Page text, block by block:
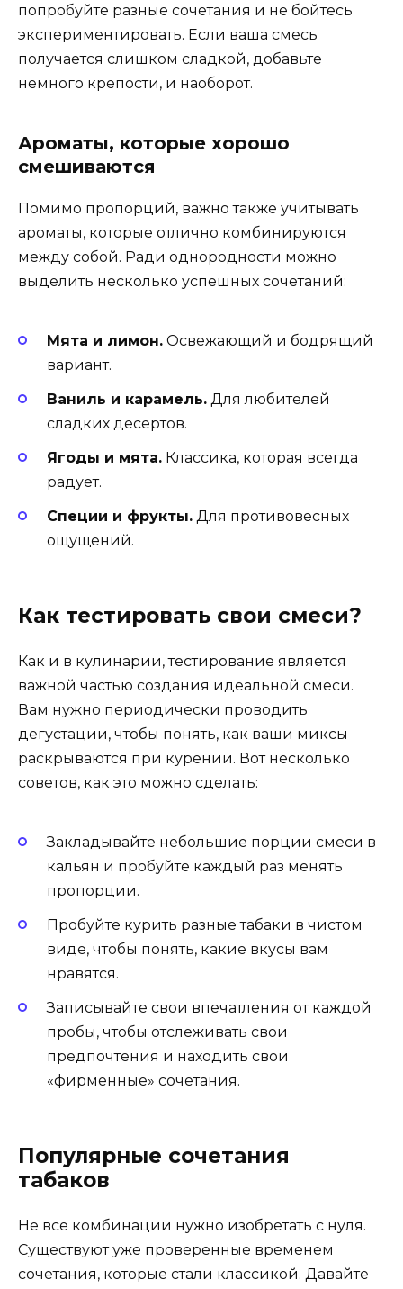
попробуйте разные сочетания и не бойтесь
экспериментировать. Если ваша смесь
получается слишком сладкой, добавьте
немного крепости, и наоборот.
Ароматы, которые хорошо
смешиваются
Помимо пропорций, важно также учитывать
ароматы, которые отлично комбинируются
между собой. Ради однородности можно
выделить несколько успешных сочетаний:
Мята и лимон. Освежающий и бодрящий
вариант.
Ваниль и карамель. Для любителей
сладких десертов.
Ягоды и мята. Классика, которая всегда
радует.
Специи и фрукты. Для противовесных
ощущений.
Как тестировать свои смеси?
Как и в кулинарии, тестирование является
важной частью создания идеальной смеси.
Вам нужно периодически проводить
дегустации, чтобы понять, как ваши миксы
раскрываются при курении. Вот несколько
советов, как это можно сделать:
Закладывайте небольшие порции смеси в
кальян и пробуйте каждый раз менять
пропорции.
Пробуйте курить разные табаки в чистом
виде, чтобы понять, какие вкусы вам
нравятся.
Записывайте свои впечатления от каждой
пробы, чтобы отслеживать свои
предпочтения и находить свои
«фирменные» сочетания.
Популярные сочетания
табаков
Не все комбинации нужно изобретать с нуля.
Существуют уже проверенные временем
сочетания, которые стали классикой. Давайте